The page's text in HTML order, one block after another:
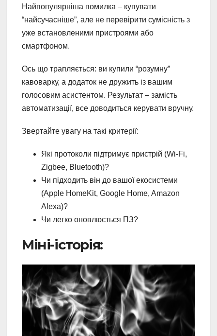
Найпопулярніша помилка – купувати
“найсучасніше”, але не перевірити сумісність з
уже встановленими пристроями або
смартфоном.
Ось що трапляється: ви купили “розумну”
кавоварку, а додаток не дружить із вашим
голосовим асистентом. Результат – замість
автоматизації, все доводиться керувати вручну.
Звертайте увагу на такі критерії:
Які протоколи підтримує пристрій (Wi-Fi,
Zigbee, Bluetooth)?
Чи підходить він до вашої екосистеми
(Apple HomeKit, Google Home, Amazon
Alexa)?
Чи легко оновлюється ПЗ?
Міні-історія: